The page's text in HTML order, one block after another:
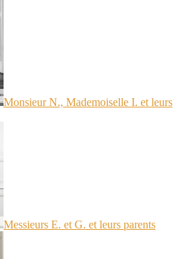
Monsieur N., Mademoiselle I. et leurs
Messieurs E. et G. et leurs parents